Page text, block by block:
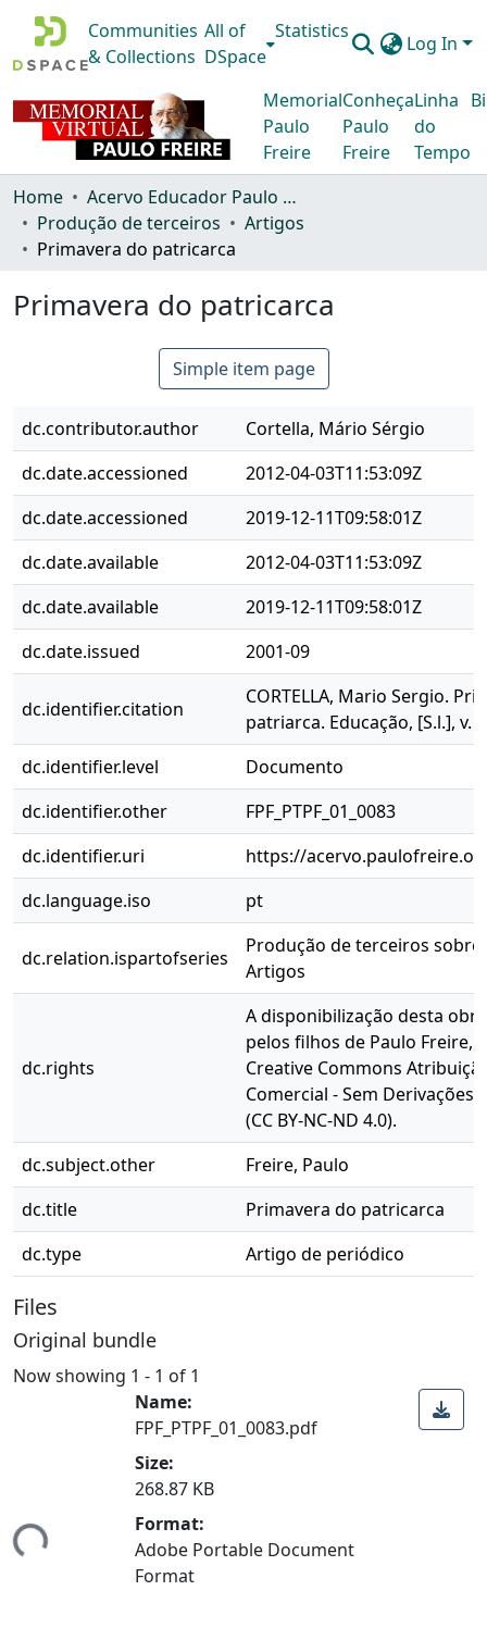
Communities
& Collections
All of
DSpace
Statistics
Log In
Memorial
Paulo
Freire
Conheça
Paulo
Freire
Linha
do
Tempo
Home
Acervo Educador Paulo Freire
Produção de terceiros
Artigos
Primavera do patricarca
Primavera do patricarca
Simple item page
dc.contributor.author
Cortella, Mário Sérgio
dc.date.accessioned
2012-04-03T11:53:09Z
dc.date.accessioned
2019-12-11T09:58:01Z
dc.date.available
2012-04-03T11:53:09Z
dc.date.available
2019-12-11T09:58:01Z
dc.date.issued
2001-09
dc.identifier.citation
CORTELLA, Mario Sergio.
patriarca. Educação, [S.l.], v.
dc.identifier.level
Documento
dc.identifier.other
FPF_PTPF_01_0083
dc.identifier.uri
https://
dc.language.iso
pt
dc.relation.ispartofseries
Produção de terceiros sobre
Artigos
dc.rights
A disponibilização desta
pelos filhos de Paulo Freire,
Creative Commons
Comercial - Sem Derivações
(CC BY-NC-ND 4.0).
dc.subject.other
Freire, Paulo
dc.title
Primavera do patricarca
dc.type
Artigo de periódico
Files
Original bundle
Now showing 1 - 1 of 1
Name:
FPF_PTPF_01_0083.pdf
Size:
268.87 KB
Format:
Adobe Portable Document
Format